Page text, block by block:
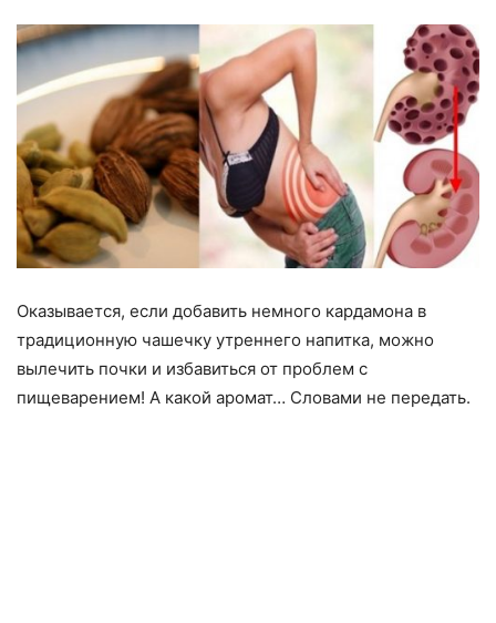
Оказывается, если добавить немного кардамона в
традиционную чашечку утреннего напитка, можно
вылечить почки и избавиться от проблем с
пищеварением! А какой аромат… Словами не передать.